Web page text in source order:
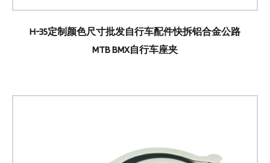
H-35定制颜色尺寸批发自行车配件快拆铝合金公路
MTB BMX自行车座夹